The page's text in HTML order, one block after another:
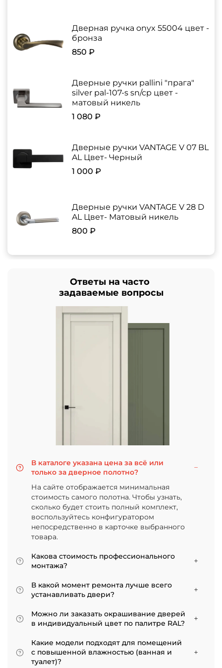
Дверная ручка onyx 55004 цвет -
бронза
850 ₽
Дверные ручки pallini "прага"
silver pal-107-s sn/cp цвет -
матовый никель
1 080 ₽
Дверные ручки VANTAGE V 07 BL
AL Цвет- Черный
1 000 ₽
Дверные ручки VANTAGE V 28 D
AL Цвет- Матовый никель
800 ₽
Ответы на часто
задаваемые вопросы
В каталоге указана цена за всё или
только за дверное полотно?
На сайте отображается минимальная
стоимость самого полотна. Чтобы узнать,
сколько будет стоить полный комплект,
воспользуйтесь конфигуратором
непосредственно в карточке выбранного
товара.
Какова стоимость профессионального
монтажа?
Итоговая сумма зависит от типа отделки
двери и габаритов проема. Минимальная
цена за установку стандартной двери с
покрытием «экошпон» начинается от 5000
рублей.
В какой момент ремонта лучше всего
устанавливать двери?
Мы советуем приступать к монтажу после
того, как уложено напольное покрытие. В
противном случае из-за изменения уровня
пола полотно может не подойти по высоте, и
его придется подрезать. Оптимально ставить
двери по окончании всех отделочных работ.
Можно ли заказать окрашивание дверей
в индивидуальный цвет по палитре RAL?
ассортименте представлены эмалированные
модели от разных фабрик
Какие модели подходят для помещений
с повышенной влажностью (ванная и
туалет)?